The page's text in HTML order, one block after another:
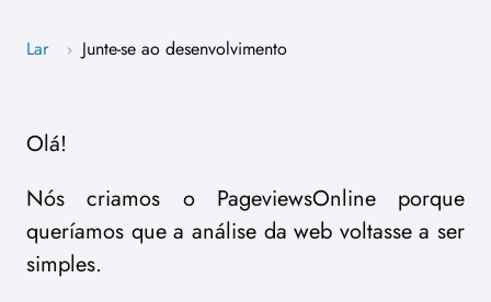
Lar › Junte-se ao desenvolvimento
Olá!
Nós criamos o PageviewsOnline porque
queríamos que a análise da web voltasse a ser
simples.